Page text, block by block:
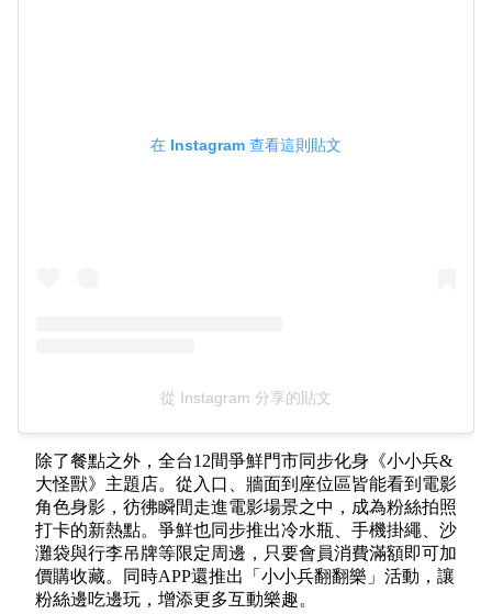
在 Instagram 查看這則貼文
從 Instagram 分享的貼文
除了餐點之外，全台12間爭鮮門市同步化身《小小兵&
大怪獸》主題店。從入口、牆面到座位區皆能看到電影
角色身影，彷彿瞬間走進電影場景之中，成為粉絲拍照
打卡的新熱點。爭鮮也同步推出冷水瓶、手機掛繩、沙
灘袋與行李吊牌等限定周邊，只要會員消費滿額即可加
價購收藏。同時APP還推出「小小兵翻翻樂」活動，讓
粉絲邊吃邊玩，增添更多互動樂趣。